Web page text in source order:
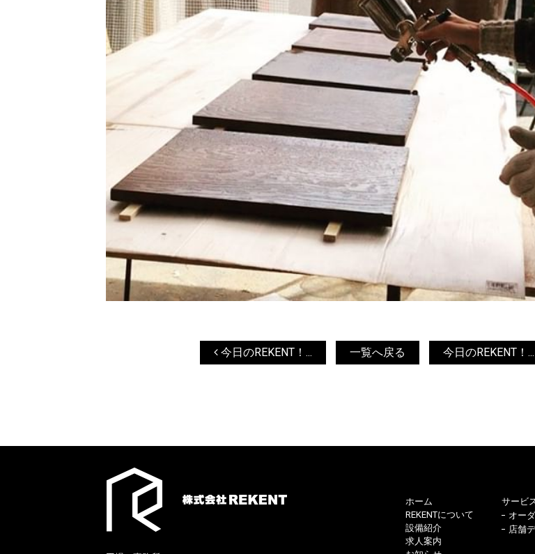
今日のREKENT！... 一覧へ戻る 今日のREKENT！...
ホーム
REKENTについて
設備紹介
求人案内
サービ
オー
店舗